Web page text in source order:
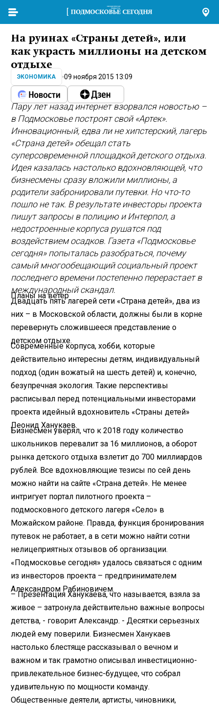
На руинах «Страны детей», или
как украсть миллионы на детском
отдыхе
ЭКОНОМИКА 09 ноября 2015 13:09
Пару лет назад интернет взорвался новостью –
в Подмосковье построят свой «Артек».
Инновационный, едва ли не хипстерский, лагерь
«Страна детей» обещал стать
суперсовременной площадкой детского отдыха.
Идея казалась настолько вдохновляющей, что
бизнесмены сразу вложили миллионы, а
родители забронировали путевки. Но что-то
пошло не так. В результате инвесторы проекта
пишут запросы в полицию и Интерпол, а
недостроенные корпуса рушатся под
воздействием осадков. Газета «Подмосковье
сегодня» попыталась разобраться, почему
самый многообещающий социальный проект
последнего времени постепенно перерастает в
международный скандал.
Планы на ветер
Двадцать пять лагерей сети «Страна детей», два из
них – в Московской области, должны были в корне
перевернуть сложившееся представление о
детском отдыхе.
Современные корпуса, хобби, которые
действительно интересны детям, индивидуальный
подход (один вожатый на шесть детей) и, конечно,
безупречная экология. Такие перспективы
расписывал перед потенциальными инвесторами
проекта идейный вдохновитель «Страны детей»
Леонид Ханукаев.
Бизнесмен уверял, что к 2018 году количество
школьников перевалит за 16 миллионов, а оборот
рынка детского отдыха взлетит до 700 миллиардов
рублей. Все вдохновляющие тезисы по сей день
можно найти на сайте «Страна детей». Не менее
интригует портал пилотного проекта –
подмосковного детского лагеря «Село» в
Можайском районе. Правда, функция бронирования
путевок не работает, а в сети можно найти сотни
нелицеприятных отзывов об организации.
«Подмосковье сегодня» удалось связаться с одним
из инвесторов проекта – предпринимателем
Александром Рабиновичем.
– Презентация Ханукаева, что называется, взяла за
живое – затронула действительно важные вопросы
детства, - говорит Александр. - Десятки серьезных
людей ему поверили. Бизнесмен Ханукаев
настолько блестяще рассказывал о вечном и
важном и так грамотно описывал инвестиционно-
привлекательное бизнес-будущее, что собрал
удивительную по мощности команду.
Общественные деятели, артисты, чиновники,